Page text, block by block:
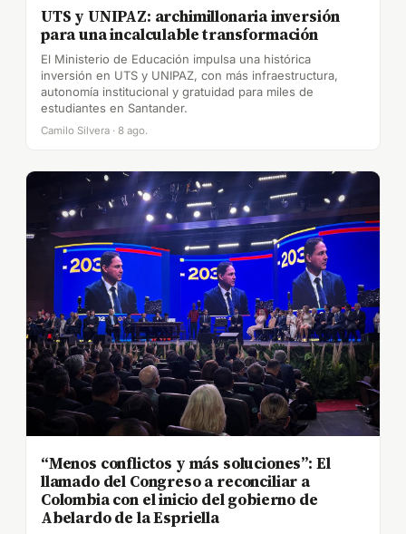
UTS y UNIPAZ: archimillonaria inversión
para una incalculable transformación
El Ministerio de Educación impulsa una histórica
inversión en UTS y UNIPAZ, con más infraestructura,
autonomía institucional y gratuidad para miles de
estudiantes en Santander.
Camilo Silvera · 8 ago.
“Menos conflictos y más soluciones”: El
llamado del Congreso a reconciliar a
Colombia con el inicio del gobierno de
Abelardo de la Espriella